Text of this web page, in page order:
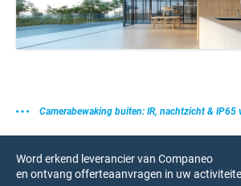
Camerabewaking buiten: IR, nachtzicht & IP65
Word erkend leverancier van Companeo
en ontvang offerteaanvragen in uw